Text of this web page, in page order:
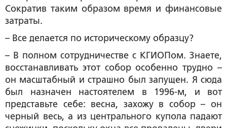
Сократив таким образом время и финансовые
затраты.
– Все делается по историческому образцу?
– В полном сотрудничестве с КГИОПом. Знаете,
восстанавливать этот собор особенно трудно –
он масштабный и страшно был запущен. Я сюда
был назначен настоятелем в 1996-м, и вот
представьте себе: весна, захожу в собор – он
черный весь, а из центрального купола падают